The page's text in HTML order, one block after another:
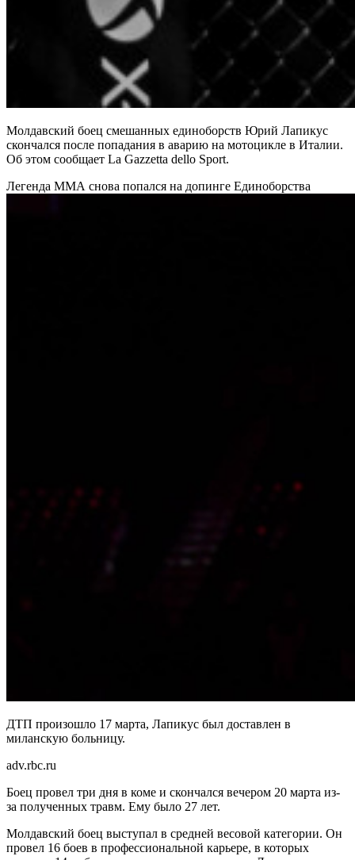
Молдавский боец смешанных единоборств Юрий Лапикус
скончался после попадания в аварию на мотоцикле в Италии.
Об этом сообщает La Gazzetta dello Sport.
Легенда ММА снова попался на допинге Единоборства
ДТП произошло 17 марта, Лапикус был доставлен в
миланскую больницу.
adv.rbc.ru
Боец провел три дня в коме и скончался вечером 20 марта из-
за полученных травм. Ему было 27 лет.
Молдавский боец выступал в средней весовой категории. Он
провел 16 боев в профессиональной карьере, в которых